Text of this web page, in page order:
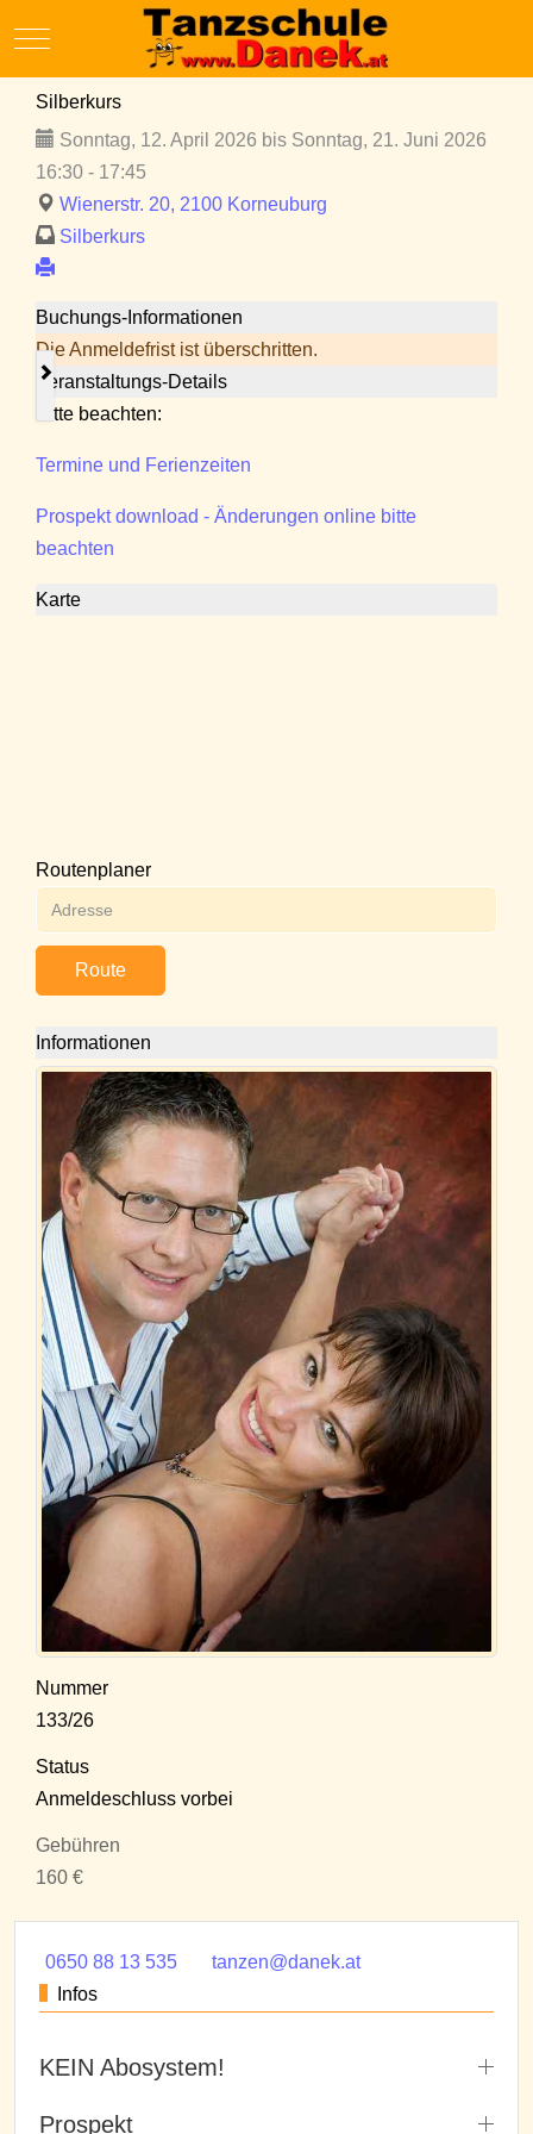
Mobile Menu Toggle
Silberkurs
Sonntag, 12. April 2026 bis Sonntag, 21. Juni 2026
16:30 - 17:45
Wienerstr. 20, 2100 Korneuburg
Silberkurs
Buchungs-Informationen
Die Anmeldefrist ist überschritten.
Veranstaltungs-Details
Bitte beachten:
Termine und Ferienzeiten
Prospekt download - Änderungen online bitte
beachten
Karte
Routenplaner
Route
Informationen
Nummer
133/26
Status
Anmeldeschluss vorbei
Gebühren
160 €
0650 88 13 535
tanzen@danek.at
Infos
KEIN Abosystem!
Prospekt